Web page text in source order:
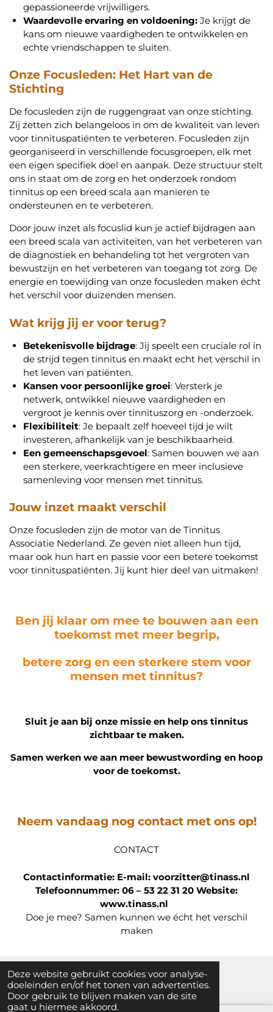
Deze website gebruikt cookies voor analyse-
doeleinden en/of het tonen van advertenties.
Door gebruik te blijven maken van de site
gaat u hiermee akkoord.
gepassioneerde vrijwilligers.
Waardevolle ervaring en voldoening:Je krijgt de
kans om nieuwe vaardigheden te ontwikkelen en
echte vriendschappen te sluiten.
Onze Focusleden: Het Hart van de
Stichting
De focusleden zijn de ruggengraat van onze stichting.
Zij zetten zich belangeloos in om de kwaliteit van leven
voor tinnituspatiënten te verbeteren. Focusleden zijn
georganiseerd in verschillende focusgroepen, elk met
een eigen specifiek doel en aanpak. Deze structuur stelt
ons in staat om de zorg en het onderzoek rondom
tinnitus op een breed scala aan manieren te
ondersteunen en te verbeteren.
Door jouw inzet als focuslid kun je actief bijdragen aan
een breed scala van activiteiten, van het verbeteren van
de diagnostiek en behandeling tot het vergroten van
bewustzijn en het verbeteren van toegang tot zorg. De
energie en toewijding van onze focusleden maken écht
het verschil voor duizenden mensen.
Wat krijg jij er voor terug?
Betekenisvolle bijdrage: Jij speelt een cruciale rol in
de strijd tegen tinnitus en maakt echt het verschil in
het leven van patiënten.
Kansen voor persoonlijke groei: Versterk je
netwerk, ontwikkel nieuwe vaardigheden en
vergroot je kennis over tinnituszorg en -onderzoek.
Flexibiliteit: Je bepaalt zelf hoeveel tijd je wilt
investeren, afhankelijk van je beschikbaarheid.
Een gemeenschapsgevoel: Samen bouwen we aan
een sterkere, veerkrachtigere en meer inclusieve
samenleving voor mensen met tinnitus.
Jouw inzet maakt verschil
Onze focusleden zijn de motor van de Tinnitus
Associatie Nederland. Ze geven niet alleen hun tijd,
maar ook hun hart en passie voor een betere toekomst
voor tinnituspatiënten. Jij kunt hier deel van uitmaken!
Ben jij klaar om mee te bouwen aan een
toekomst met meer begrip,
betere zorg en een sterkere stem voor
mensen met tinnitus?
Sluit je aan bij onze missie en help ons tinnitus
zichtbaar te maken.
Samen werken we aan meer bewustwording en hoop
voor de toekomst.
Neem vandaag nog contact met ons op!
CONTACT
Contactinformatie: E-mail: voorzitter@tinass.nl
Telefoonnummer: 06 – 53 22 31 20 Website:
www.tinass.nl
Doe je mee? Samen kunnen we écht het verschil
maken
© 2024 - 2026 Tinnitus Associatie Nederland